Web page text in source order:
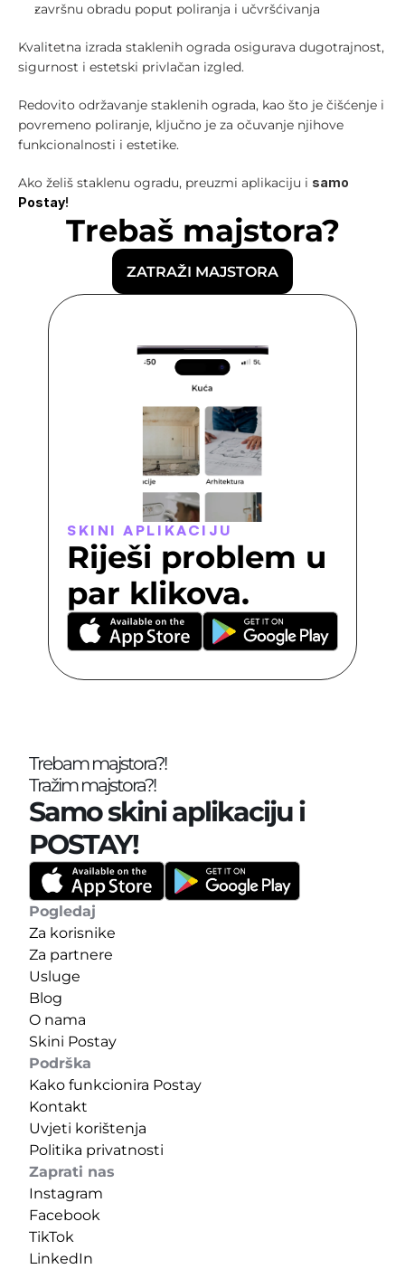
završnu obradu poput poliranja i učvršćivanja
Kvalitetna izrada staklenih ograda osigurava dugotrajnost,
sigurnost i estetski privlačan izgled.
Redovito održavanje staklenih ograda, kao što je čišćenje i
povremeno poliranje, ključno je za očuvanje njihove
funkcionalnosti i estetike.
Ako želiš staklenu ogradu, preuzmi aplikaciju i
Postay!
Trebaš majstora?
ZATRAŽI MAJSTORA
SKINI APLIKACIJU
Riješi problem u
par klikova.
Trebam majstora?!
Tražim majstora?!
Samo skini aplikaciju i
POSTAY!
Pogledaj
Za korisnike
Za partnere
Usluge
Blog
O nama
Skini Postay
Podrška
Kako funkcionira Postay
Kontakt
Uvjeti korištenja
Politika privatnosti
Zaprati nas
Instagram
Facebook
TikTok
LinkedIn